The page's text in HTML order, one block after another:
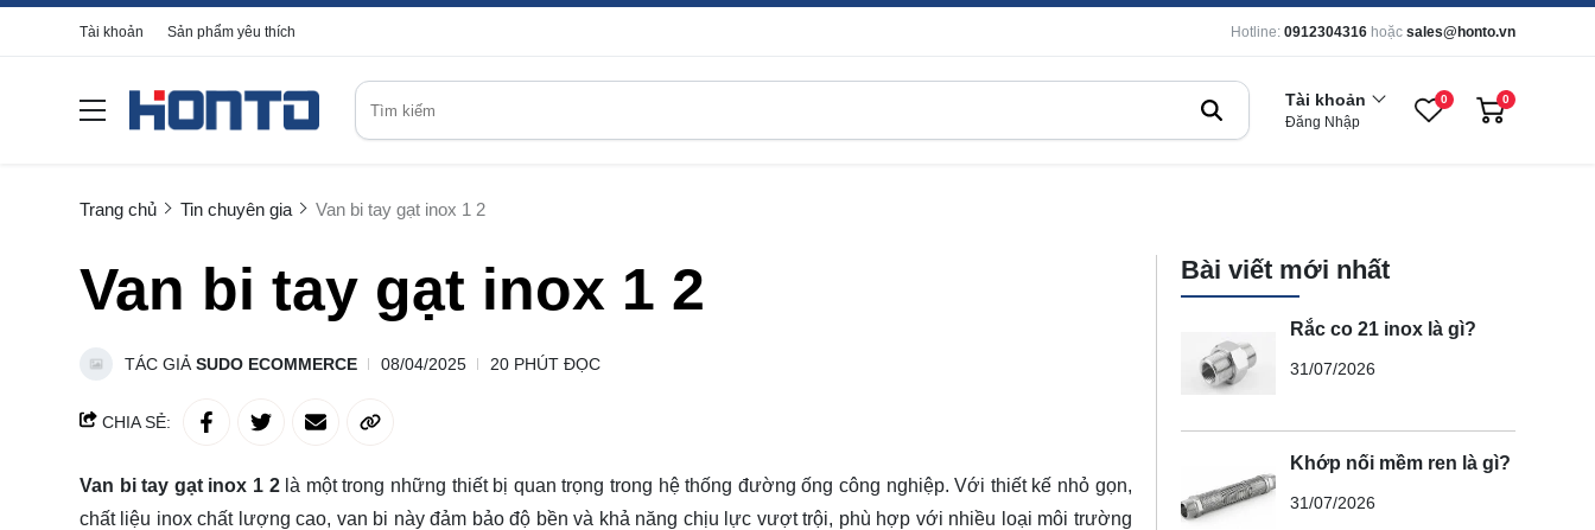
Tài khoản Sản phẩm yêu thích Hotline: 0912304316 hoặc sales@honto.vn
Tài khoản
Đăng Nhập
0 0
Trang chủ Tin chuyên gia Van bi tay gạt inox 1 2
Van bi tay gạt inox 1 2
TÁC GIẢ SUDO ECOMMERCE 08/04/2025 20 PHÚT ĐỌC
CHIA SẺ:
Van bi tay gạt inox 1 2là một trong những thiết bị quan trọng trong hệ thống đường ống công nghiệp. Với thiết kế nhỏ gọn,
chất liệu inox chất lượng cao, van bi này đảm bảo độ bền và khả năng chịu lực vượt trội, phù hợp với nhiều loại môi trường
Bài viết mới nhất
Rắc co 21 inox là gì?
31/07/2026
Khớp nối mềm ren là gì?
31/07/2026